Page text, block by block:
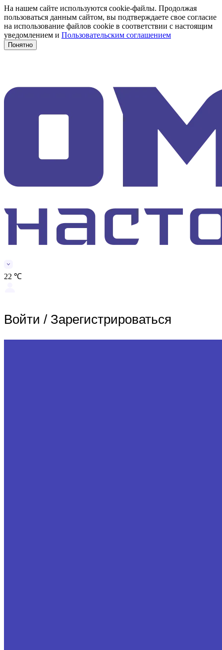
На нашем сайте используются cookie-файлы. Продолжая
пользоваться данным сайтом, вы подтверждаете свое согласие
на использование файлов cookie в соответствии с настоящим
уведомлением и Пользовательским соглашением
Понятно
22 ℃
Войти / Зарегистрироваться